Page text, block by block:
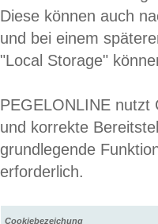
Diese können auch
und bei einem
"Local Storage"
PEGELONLINE nutzt
und korrekte
grundlegende
erforderlich.
Cookiebezeichung